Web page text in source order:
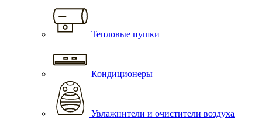
Тепловые пушки
Кондиционеры
Увлажнители и очистители воздуха